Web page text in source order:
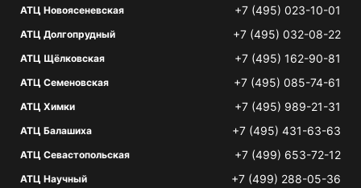
АТЦ Новоясеневская +7 (495) 023-10-01
АТЦ Долгопрудный +7 (495) 032-08-22
АТЦ Щёлковская +7 (495) 162-90-81
АТЦ Семеновская +7 (495) 085-74-61
АТЦ Химки +7 (495) 989-21-31
АТЦ Балашиха +7 (495) 431-63-63
АТЦ Севастопольская +7 (499) 653-72-12
АТЦ Научный +7 (499) 288-05-36